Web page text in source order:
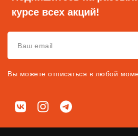
курсе всех акций!
Вы можете отписаться в любой
Мы в соц. сетях
ВКонтактеInstagramTelegram